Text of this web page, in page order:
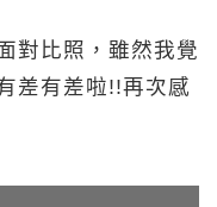
對比照，雖然我覺
差有差啦!!再次感